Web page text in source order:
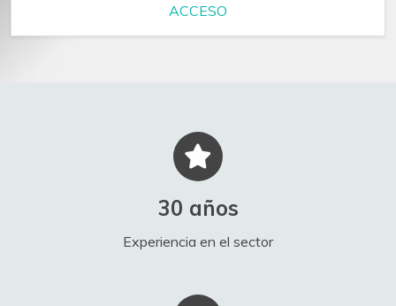
ACCESO
30 años
Experiencia en el sector